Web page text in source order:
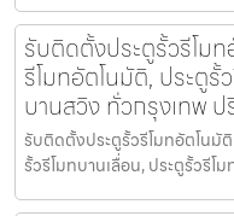
รับติดตั้งประตูรั้วรีโม
รีโมทอัตโนมัติ, ประตูรั้
บานสวิง ทั่วกรุงเทพ
รับติดตั้งประตูรั้วรีโมทอัตโนมั
รั้วรีโมทบานเลื่อน, ประตูรั้วรีโ